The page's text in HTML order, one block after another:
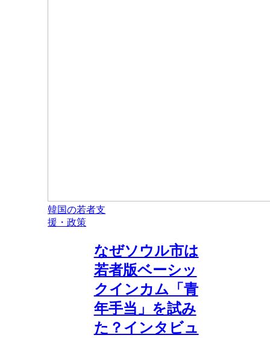
韓国の若者支
援・政策
なぜソウル市は
若者版ベーシッ
クインカム「青
年手当」を試み
た？インタビュ